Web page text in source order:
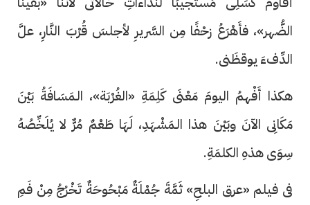
الضُّهر»، فأَهْرَعُ زحْفًا مِن السَّريرِ لأجلسَ قُرْبَ النَّارِ، علَّ
الدِّفءَ يوقظَنى.
هكذا أَفْهمُ اليومَ مَعْنَى كَلِمَةِ «الغُرْبَة»، الـمَسَافَةُ بَيْنَ
مَكَانِى الآنَ وبَيْنَ هذا الـمَشْهَدِ، لَهَا طَعْمٌ مُرٌّ لا يُلَخِّصُهُ
سِوَى هذهِ الكلمَةِ.
فى فيلم «عرق البلحِ» ثَمَّةَ جُمْلَةٌ مَبْحُوحَةٌ تَخْرُجُ مِنْ فَمِ